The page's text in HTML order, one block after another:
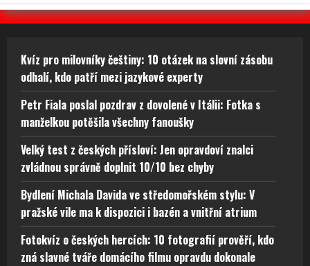
Kvíz pro milovníky češtiny: 10 otázek na slovní zásobu
odhalí, kdo patří mezi jazykové experty
Petr Fiala poslal pozdrav z dovolené v Itálii: Fotka s
manželkou potěšila všechny fanoušky
Velký test z českých přísloví: Jen opravdoví znalci
zvládnou správně doplnit 10/10 bez chyby
Bydlení Michala Davida ve středomořském stylu: V
pražské vile ma k dispozici i bazén a vnitřní atrium
Fotokvíz o českých hercích: 10 fotografií prověří, kdo
zná slavné tváře domácího filmu opravdu dokonale